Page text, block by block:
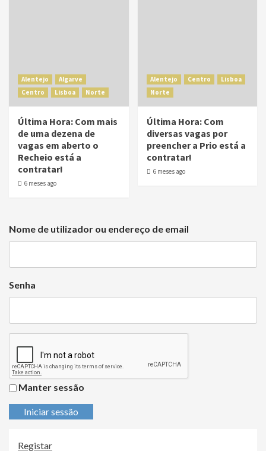
Alentejo
Algarve
Centro
Lisboa Norte
Última Hora: Com mais
de uma dezena de
vagas em aberto o
Recheio está a
contratar!
6 meses ago
Alentejo Centro
Lisboa
Norte
Última Hora: Com
diversas vagas por
preencher a Prio está a
contratar!
6 meses ago
Nome de utilizador ou endereço de email
Senha
Manter sessão
Iniciar sessão
Registar